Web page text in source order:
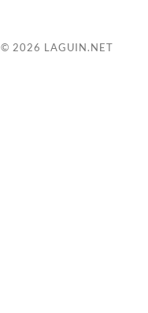
© 2026 LAGUIN.NET